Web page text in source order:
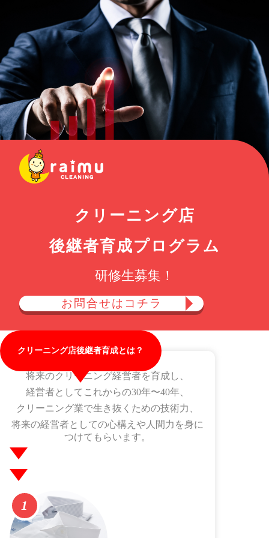
クリーニング店
後継者育成プログラム
研修生募集！
お問合せはコチラ
クリーニング店後継者育成とは？
将来のクリーニング経営者を育成し、
経営者としてこれからの30年〜40年、
クリーニング業で生き抜くための技術力、
将来の経営者としての心構えや人間力を身に
つけてもらいます。
1